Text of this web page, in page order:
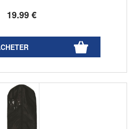
19.99€